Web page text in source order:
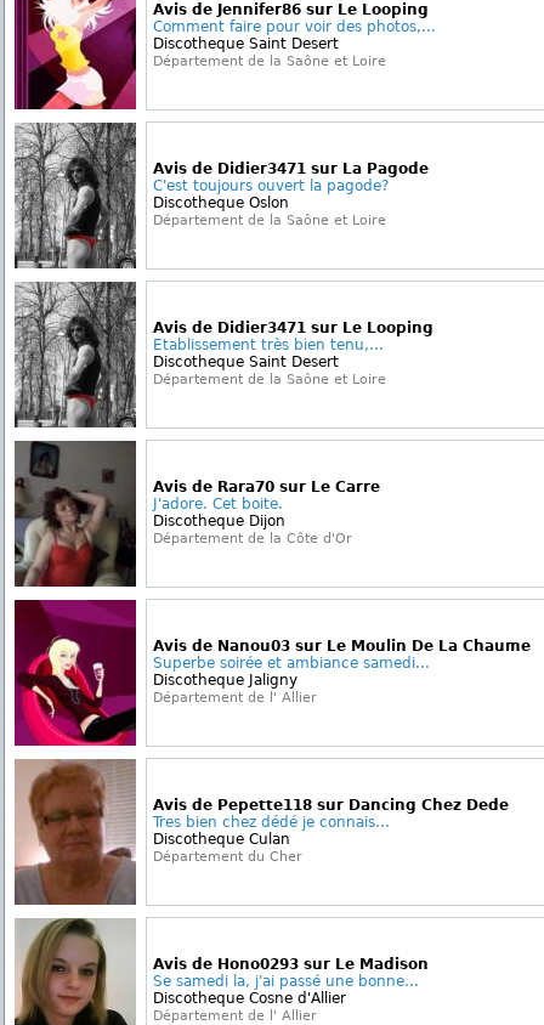
Avis de Jennifer86 sur Le Looping
Comment faire pour voir des photos,...
Discotheque Saint Desert
Département de la Saône et Loire
Avis de Didier3471 sur La Pagode
C'est toujours ouvert la pagode?
Discotheque Oslon
Département de la Saône et Loire
Avis de Didier3471 sur Le Looping
Etablissement très bien tenu,...
Discotheque Saint Desert
Département de la Saône et Loire
Avis de Rara70 sur Le Carre
J'adore. Cet boite.
Discotheque Dijon
Département de la Côte d'Or
Avis de Nanou03 sur Le Moulin De La Chaume
Superbe soirée et ambiance samedi...
Discotheque Jaligny
Département de l' Allier
Avis de Pepette118 sur Dancing Chez Dede
Tres bien chez dédé je connais...
Discotheque Culan
Département du Cher
Avis de Hono0293 sur Le Madison
Se samedi la, j'ai passé une bonne...
Discotheque Cosne d'Allier
Département de l' Allier